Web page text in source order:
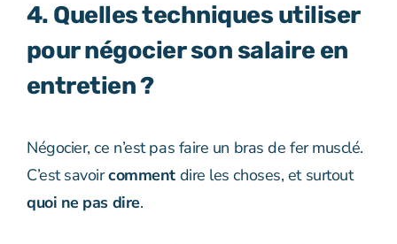
4. Quelles techniques utiliser
pour négocier son salaire en
entretien ?
Négocier, ce n’est pas faire un bras de fer musclé.
C’est savoircommentdire les choses, et surtout
quoi ne pas dire.